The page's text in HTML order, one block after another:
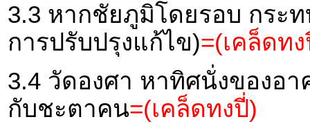
3.3 หากชัยภูมิโดยรอบ กระ
การปรับปรุงแก้ไข)=(เคล็ดท
3.4 วัดองศา หาทิศนั่งของอ
กับชะตาคน=(เคล็ดทงปี่)